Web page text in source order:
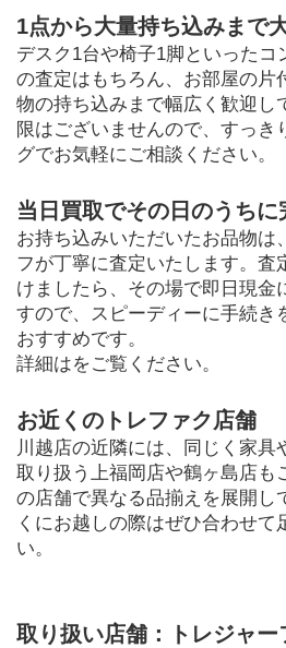
1点から大量持ち込みまで
デスク1台や椅子1脚といったコ
の査定はもちろん、お部屋の片
物の持ち込みまで幅広く歓迎し
限はございませんので、すっき
グでお気軽にご相談ください。
当日買取でその日のうちに
お持ち込みいただいたお品物は
フが丁寧に査定いたします。査
けましたら、その場で即日現金
すので、スピーディーに手続き
おすすめです。
詳細はをご覧ください。
お近くのトレファク店舗
川越店の近隣には、同じく家具
取り扱う上福岡店や鶴ヶ島店も
の店舗で異なる品揃えを展開し
くにお越しの際はぜひ合わせて
い。
取り扱い店舗：トレジャ